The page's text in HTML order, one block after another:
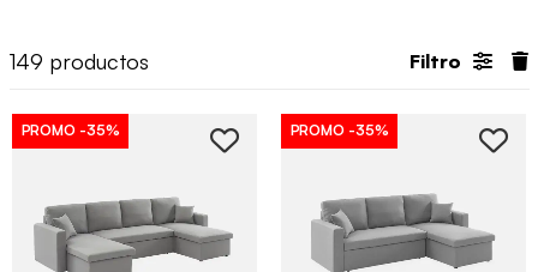
149 productos Filtro
PROMO -35% PROMO -35%